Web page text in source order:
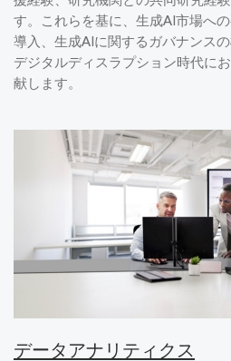
す。これらを基に、生成AI市場へ
導入、生成AIに関するガバナンス
デジタルディスラプション時代に
献します。
データアナリティクス